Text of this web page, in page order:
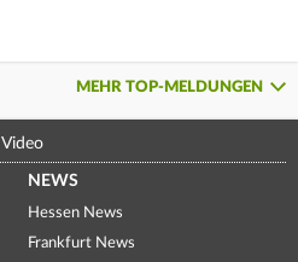
MEHR TOP-MELDUNGEN
Video
NEWS
Hessen News
Frankfurt News